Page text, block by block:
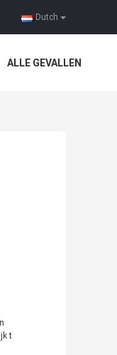
Dutch
ALLE GEVALLEN
t